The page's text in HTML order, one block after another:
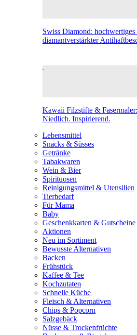
Swiss Diamond:
diamantverstärkter
Kawaii Filzstifte &
Niedlich. Inspirierend.
Lebensmittel
Snacks & Süsses
Getränke
Tabakwaren
Wein & Bier
Spirituosen
Reinigungsmittel & Utensilien
Tierbedarf
Für Mama
Baby
Geschenkkarten & Gutscheine
Aktionen
Neu im Sortiment
Bewusste Alternativen
Backen
Frühstück
Kaffee & Tee
Kochzutaten
Schnelle Küche
Fleisch & Alternativen
Chips & Popcorn
Salzgebäck
Nüsse & Trockenfrüchte